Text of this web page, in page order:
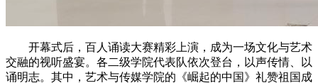
开幕式后，百人诵读大赛精彩上演，成为一场文化与艺术
交融的视听盛宴。各二级学院代表队依次登台，以声传情、以
诵明志。其中，艺术与传媒学院的《崛起的中国》礼赞祖国成